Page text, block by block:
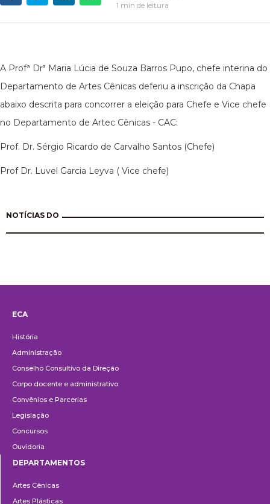
1 min de leitura
A Profª Drª Maria Lúcia de Souza Barros Pupo, chefe interina do
Departamento de Artes Cênicas deferiu a inscrição da Chapa
abaixo descrita para concorrer a eleição para Chefe e Vice chefe
no Departamento de Artec Cênicas - CAC:
Prof. Dr. Sérgio Ricardo de Carvalho Santos (Chefe)
Prof Dr. Luvel Garcia Leyva ( Vice chefe)
NOTÍCIAS DO
ECA
História
Administração
Conselho Consultivo da Direção
Corpo docente e administrativo
Convênios e Parcerias
Legislação
Concursos
Ouvidoria
DEPARTAMENTOS
Artes Cênicas
Artes Plásticas